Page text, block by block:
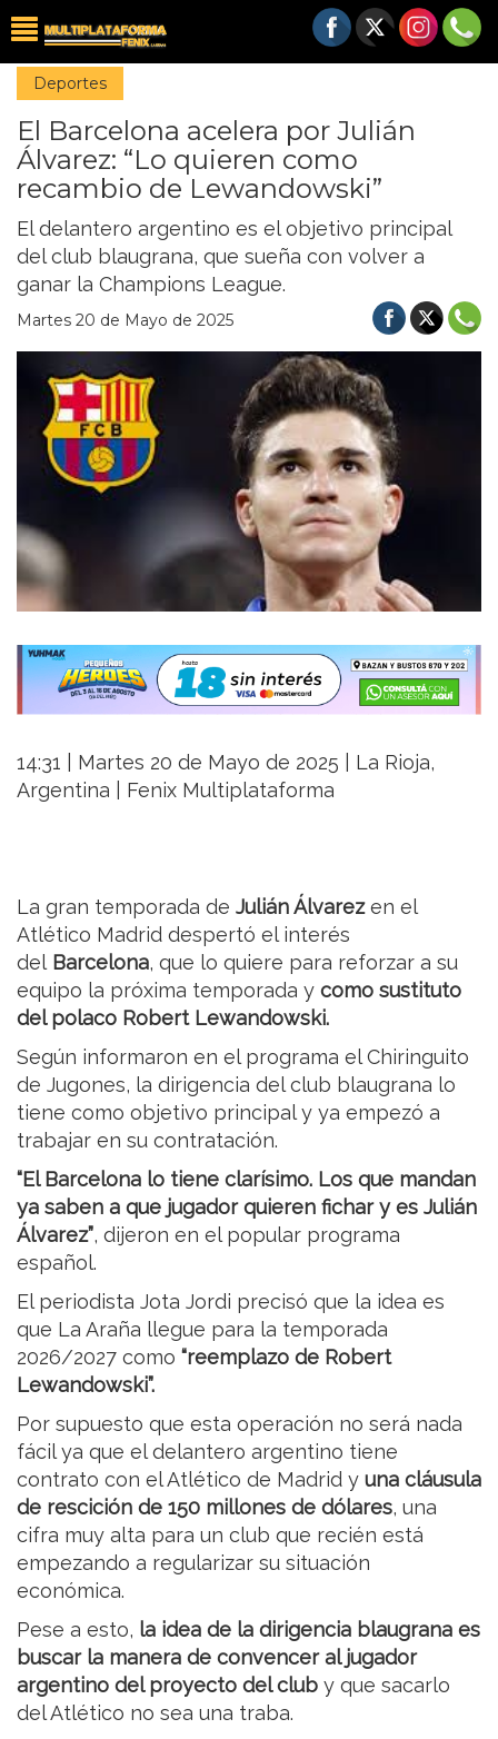
Deportes
El Barcelona acelera por Julián
Álvarez: “Lo quieren como
recambio de Lewandowski”
El delantero argentino es el objetivo principal
del club blaugrana, que sueña con volver a
ganar la Champions League.
Martes 20 de Mayo de 2025
14:31 | Martes 20 de Mayo de 2025 | La Rioja,
Argentina | Fenix Multiplataforma
La gran temporada de Julián Álvarezen el
Atlético Madrid despertó el interés
del Barcelona, que lo quiere para reforzar a su
equipo la próxima temporada y como sustituto
del polaco Robert Lewandowski.
Según informaron en el programa el Chiringuito
de Jugones, la dirigencia del club blaugrana lo
tiene como objetivo principal y ya empezó a
trabajar en su contratación.
“El Barcelona lo tiene clarísimo. Los que mandan
ya saben a que jugador quieren fichar y es Julián
Álvarez”, dijeron en el popular programa
español.
El periodista Jota Jordi precisó que la idea es
que La Araña llegue para la temporada
2026/2027 como “reemplazo de Robert
Lewandowski”.
Por supuesto que esta operación no será nada
fácil ya que el delantero argentino tiene
contrato con el Atlético de Madrid y una cláusula
de rescición de 150 millones de dólares, una
cifra muy alta para un club que recién está
empezando a regularizar su situación
económica.
Pese a esto, la idea de la dirigencia blaugrana es
buscar la manera de convencer al jugador
argentino del proyecto del club y que sacarlo
del Atlético no sea una traba.